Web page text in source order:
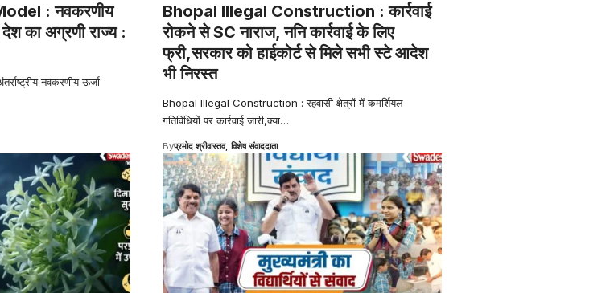
: नवकरणीय
का अग्रणी राज्य :
नवकरणीय ऊर्जा
Bhopal Illegal Construction : कार्रवाई
रोकने से SC नाराज, ननि कार्रवाई के लिए
फ्री,सरकार को हाईकोर्ट से मिले सभी स्टे आदेश
भी निरस्त
Bhopal Illegal Construction : रहवासी क्षेत्रों में कमर्शियल
गतिविधियों पर कार्रवाई जारी,क्या…
Byप्रमोद श्रीवास्तव, विशेष संवाददाता